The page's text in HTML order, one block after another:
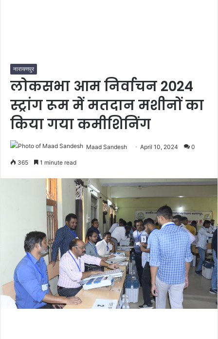
नारायणपुर
लोकसभा आम निर्वाचन 2024
स्ट्रांग रूम में मतदान मशीनों का
किया गया कमीशिनिंग
Maad Sandesh April 10, 2024 0
365 1 minute read